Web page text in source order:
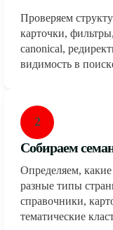
Проверяем
карточки,
canonical,
видимость в
2
Собираем
Определяем,
разные типы
справочники,
тематические